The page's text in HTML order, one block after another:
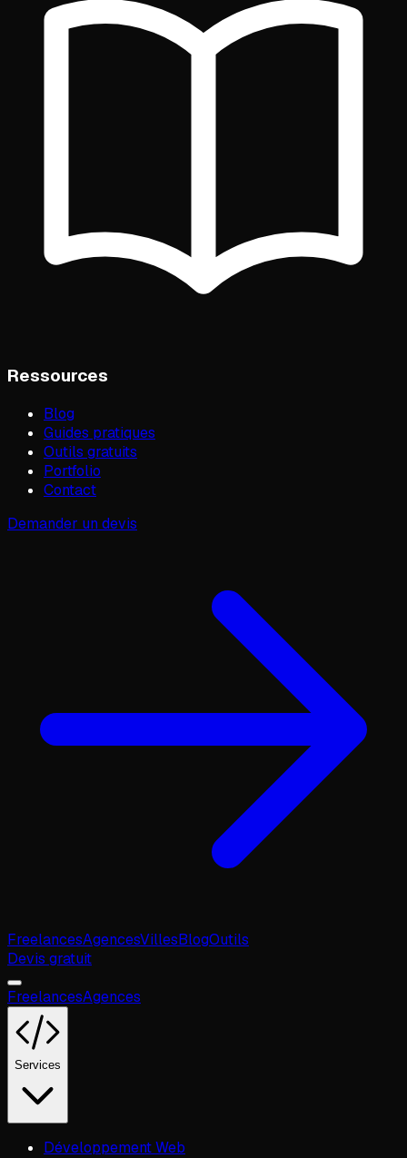
Ressources
Blog
Guides pratiques
Outils gratuits
Portfolio
Contact
Demander un devis
FreelancesAgencesVillesBlogOutils
Devis gratuit
FreelancesAgences
Services
Développement Web